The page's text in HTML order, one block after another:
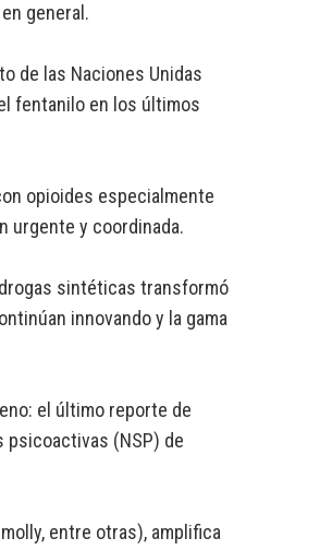
general.
de las Naciones Unidas
fentanilo en los últimos
opioides especialmente
urgente y coordinada.
sintéticas transformó
innovando y la gama
el último reporte de
psicoactivas (NSP) de
entre otras), amplifica